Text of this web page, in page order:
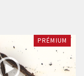
PRÉMIUM